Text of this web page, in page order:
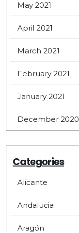
May 2021
April 2021
March 2021
February 2021
January 2021
December 2020
Categories
Alicante
Andalucia
Aragón